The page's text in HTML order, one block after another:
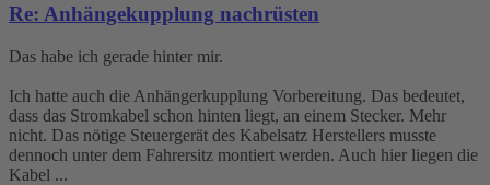
Re: Anhängekupplung nachrüsten
Das habe ich gerade hinter mir.
Ich hatte auch die Anhängerkupplung Vorbereitung. Das bedeutet,
dass das Stromkabel schon hinten liegt, an einem Stecker. Mehr
nicht. Das nötige Steuergerät des Kabelsatz Herstellers musste
dennoch unter dem Fahrersitz montiert werden. Auch hier liegen die
Kabel ...